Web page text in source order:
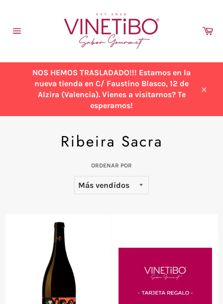
NOS HEMOS TRASLADADO!!! Estamos en la
nueva tienda en C/ Faustino Blasco, 12 de
Alzira (Valencia). Vienes a visitarnos? Te
esperamos!
Ribeira Sacra
ORDENAR POR